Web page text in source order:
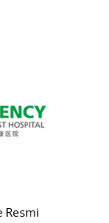
Resmi